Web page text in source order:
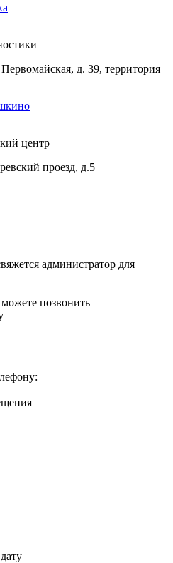
д. 39, территория
центр
проезд, д.5
администратор для
позвонить